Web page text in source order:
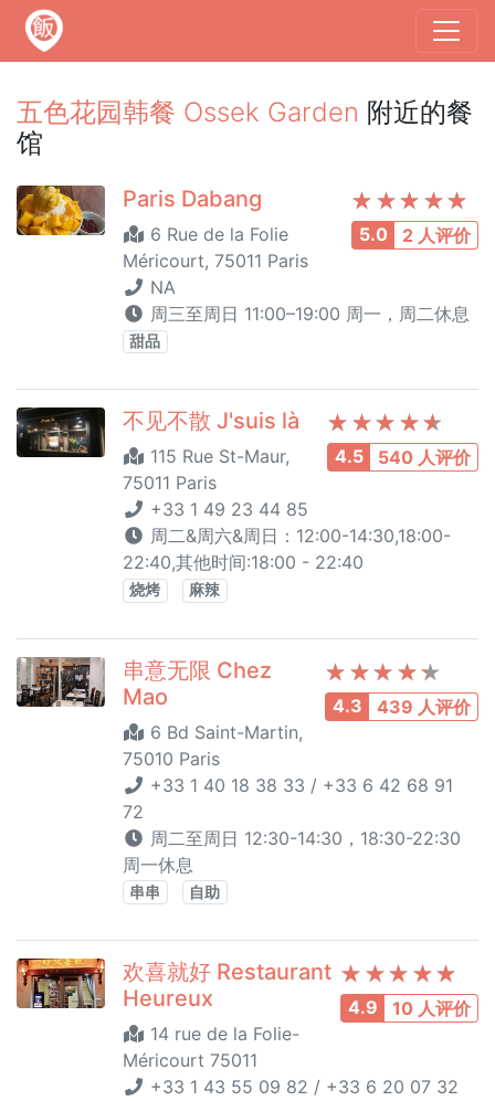
五色花园韩餐 Ossek Garden 附近的餐
馆
5.0 2 人评价
Paris Dabang
6 Rue de la Folie
Méricourt, 75011 Paris
NA
周三至周日 11:00–19:00 周一，周二休息
甜品
4.5 540 人评价
不见不散 J'suis là
115 Rue St-Maur,
75011 Paris
+33 1 49 23 44 85
周二&周六&周日：12:00-14:30,18:00-
22:40,其他时间:18:00 - 22:40
烧烤 麻辣
4.3 439 人评价
串意无限 Chez
Mao
6 Bd Saint-Martin,
75010 Paris
+33 1 40 18 38 33 / +33 6 42 68 91
72
周二至周日 12:30-14:30，18:30-22:30
周一休息
串串 自助
4.9 10 人评价
欢喜就好 Restaurant
Heureux
14 rue de la Folie-
Méricourt 75011
+33 1 43 55 09 82 / +33 6 20 07 32